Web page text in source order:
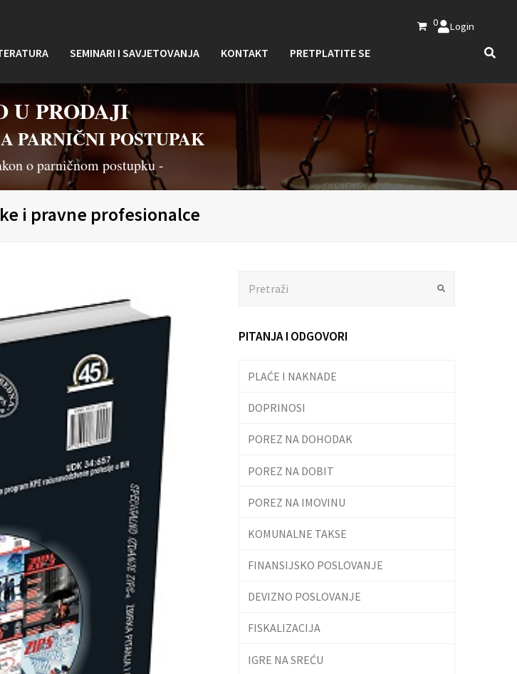
0 Login
SEMINARI I SAVJETOVANJA KONTAKT PRETPLATITE SE
U PRODAJI
PARNIČNI POSTUPAK
o parničnom postupku -
i pravne profesionalce
PITANJA I ODGOVORI
PLAĆE I NAKNADE
DOPRINOSI
POREZ NA DOHODAK
POREZ NA DOBIT
POREZ NA IMOVINU
KOMUNALNE TAKSE
FINANSIJSKO POSLOVANJE
DEVIZNO POSLOVANJE
FISKALIZACIJA
IGRE NA SREĆU